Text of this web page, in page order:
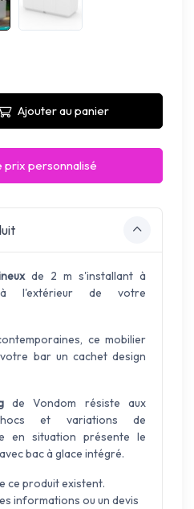
Ajouter au panier
prix personnalisé
de 2 m s'installant à
l'extérieur de votre
ce mobilier
bar un cachet design
de Vondom résiste aux
et variations de
en situation présente le
bac à glace intégré.
ce produit existent.
informations ou un devis